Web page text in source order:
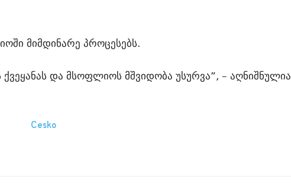
მიმდინარე პროცესებს.
და მსოფლიოს მშვიდობა უსურვა”, – აღნიშნულია